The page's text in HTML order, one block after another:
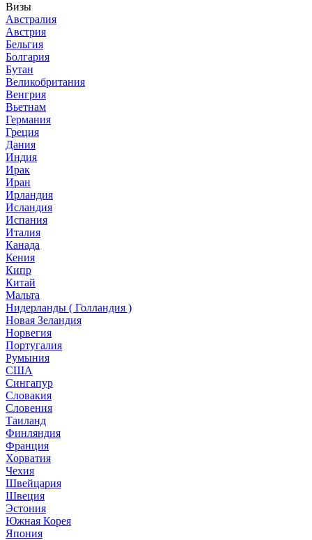
Визы
Австралия
Австрия
Бельгия
Болгария
Бутан
Великобритания
Венгрия
Вьетнам
Германия
Греция
Дания
Индия
Ирак
Иран
Ирландия
Исландия
Испания
Италия
Канада
Кения
Кипр
Китай
Мальта
Нидерланды ( Голландия )
Новая Зеландия
Норвегия
Португалия
Румыния
США
Сингапур
Словакия
Словения
Таиланд
Финляндия
Франция
Хорватия
Чехия
Швейцария
Швеция
Эстония
Южная Корея
Япония